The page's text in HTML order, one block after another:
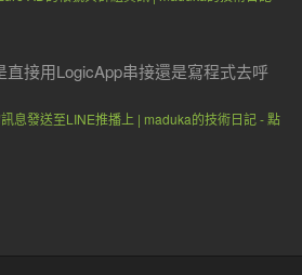
直接用LogicApp串接還是寫程式去呼
息發送至LINE推播上 | maduka的技術日記 - 點